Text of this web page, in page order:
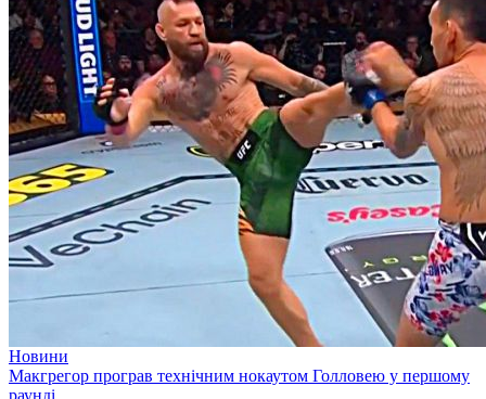
Новини
Макгрегор програв технічним нокаутом Голловею у першому
раунді